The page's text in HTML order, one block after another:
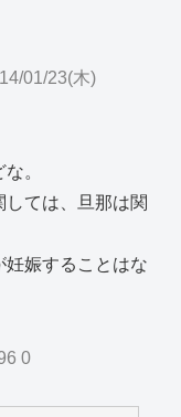
01/23(木)
。
しては、旦那は関
妊娠することはな
0